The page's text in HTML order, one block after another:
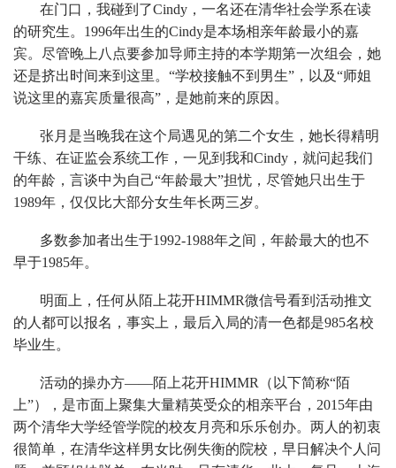
在门口，我碰到了Cindy，一名还在清华社会学系在读
的研究生。1996年出生的Cindy是本场相亲年龄最小的嘉
宾。尽管晚上八点要参加导师主持的本学期第一次组会，她
还是挤出时间来到这里。“学校接触不到男生”，以及“师姐
说这里的嘉宾质量很高”，是她前来的原因。
张月是当晚我在这个局遇见的第二个女生，她长得精明
干练、在证监会系统工作，一见到我和Cindy，就问起我们
的年龄，言谈中为自己“年龄最大”担忧，尽管她只出生于
1989年，仅仅比大部分女生年长两三岁。
多数参加者出生于1992-1988年之间，年龄最大的也不
早于1985年。
明面上，任何从陌上花开HIMMR微信号看到活动推文
的人都可以报名，事实上，最后入局的清一色都是985名校
毕业生。
活动的操办方——陌上花开HIMMR（以下简称“陌
上”），是市面上聚集大量精英受众的相亲平台，2015年由
两个清华大学经管学院的校友月亮和乐乐创办。两人的初衷
很简单，在清华这样男女比例失衡的院校，早日解决个人问